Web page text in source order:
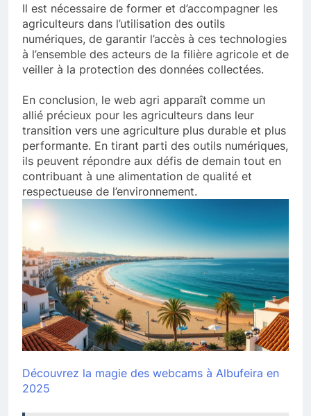
Il est nécessaire de former et d’accompagner les
agriculteurs dans l’utilisation des outils
numériques, de garantir l’accès à ces technologies
à l’ensemble des acteurs de la filière agricole et de
veiller à la protection des données collectées.
En conclusion, le web agri apparaît comme un
allié précieux pour les agriculteurs dans leur
transition vers une agriculture plus durable et plus
performante. En tirant parti des outils numériques,
ils peuvent répondre aux défis de demain tout en
contribuant à une alimentation de qualité et
respectueuse de l’environnement.
Découvrez la magie des webcams à Albufeira en
2025